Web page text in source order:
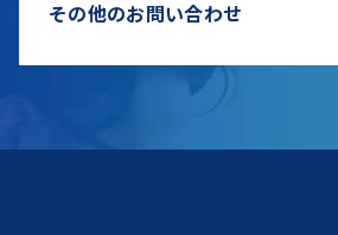
その他のお問い合わせ